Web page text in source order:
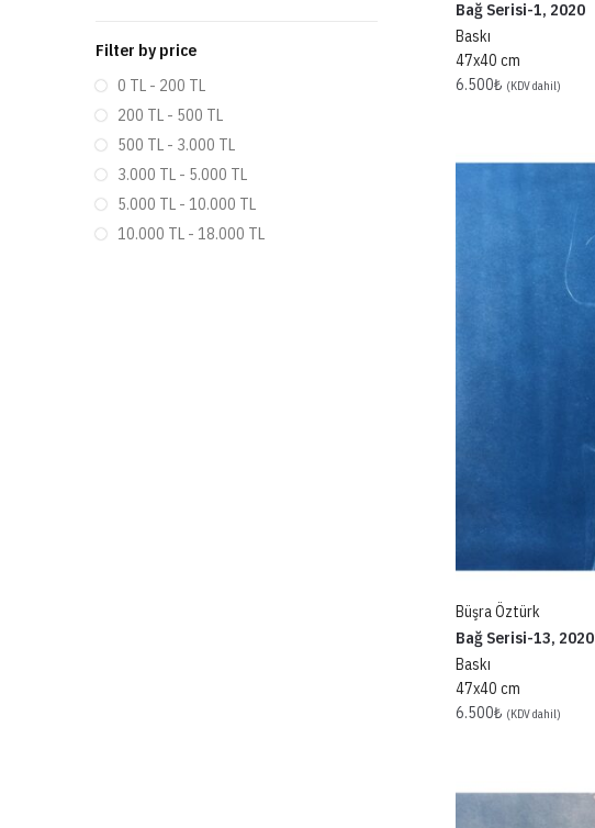
Bağ Serisi-1, 2020
Baskı
47x40 cm
6.500₺ (KDV dahil)
Büşra Öztürk
Bağ Serisi-13, 2020
Baskı
47x40 cm
6.500₺ (KDV dahil)
Filter by price
0 TL - 200 TL
200 TL - 500 TL
500 TL - 3.000 TL
3.000 TL - 5.000 TL
5.000 TL - 10.000 TL
10.000 TL - 18.000 TL